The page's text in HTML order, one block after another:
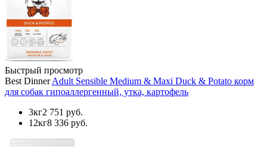
Быстрый просмотр
Best Dinner Adult Sensible Medium & Maxi Duck & Potato корм
для собак гипоаллергенный, утка, картофель
3кг2 751 руб.
12кг8 336 руб.